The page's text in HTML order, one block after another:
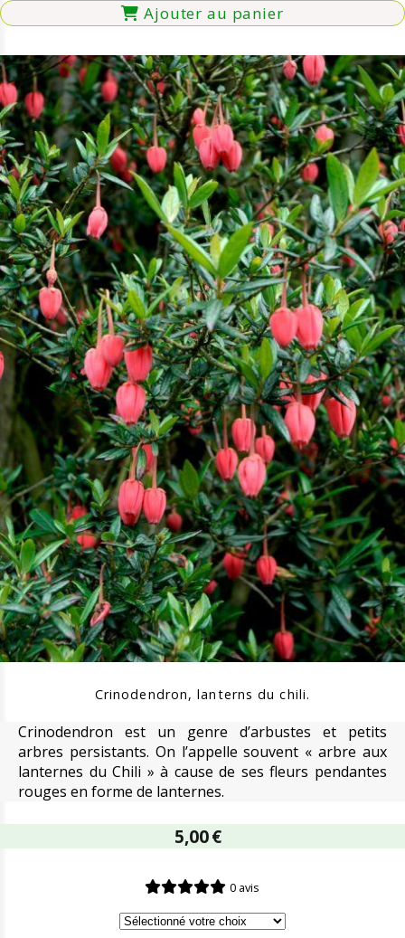
Ajouter au panier
Crinodendron, lanterns du chili.
Crinodendron est un genre d’arbustes et petits
arbres persistants. On l’appelle souvent « arbre aux
lanternes du Chili » à cause de ses fleurs pendantes
rouges en forme de lanternes.
5,00€
0 avis